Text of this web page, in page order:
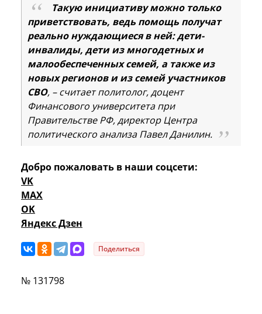
Такую инициативу можно только
приветствовать, ведь помощь получат
реально нуждающиеся в ней: дети-
инвалиды, дети из многодетных и
малообеспеченных семей, а также из
новых регионов и из семей участников
СВО, – считает политолог, доцент
Финансового университета при
Правительстве РФ, директор Центра
политического анализа Павел Данилин.
Добро пожаловать в наши соцсети:
VK
MAX
OK
Яндекс Дзен
Поделиться
№ 131798